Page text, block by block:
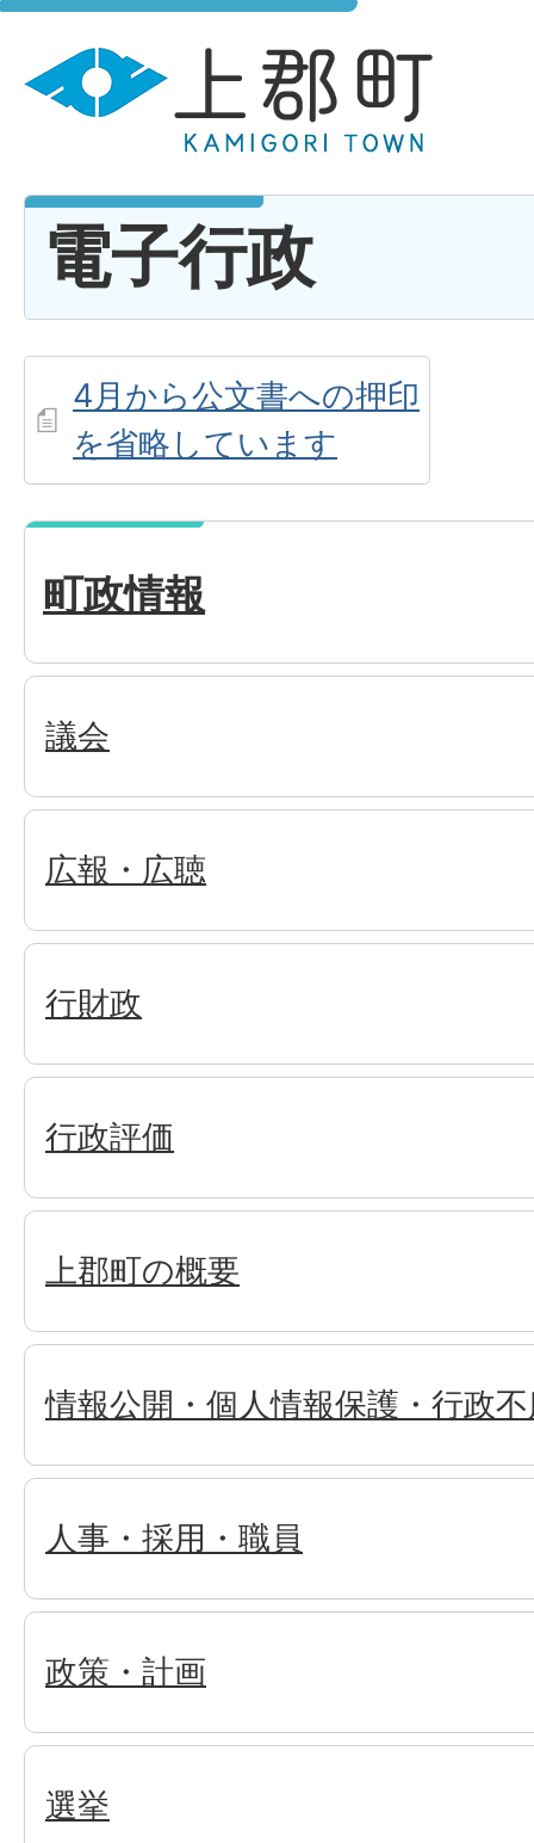
電子行政
4月から公文書への押印
を省略しています
町政情報
議会
広報・広聴
行財政
行政評価
上郡町の概要
情報公開・個人情報保護・行政
人事・採用・職員
政策・計画
選挙